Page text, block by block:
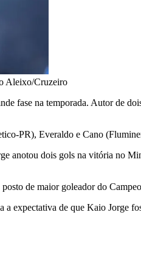
Aleixo/Cruzeiro
fase na temporada. Autor de
PR), Everaldo e Cano
anotou dois gols na vitória no
de maior goleador do
expectativa de que Kaio Jorge